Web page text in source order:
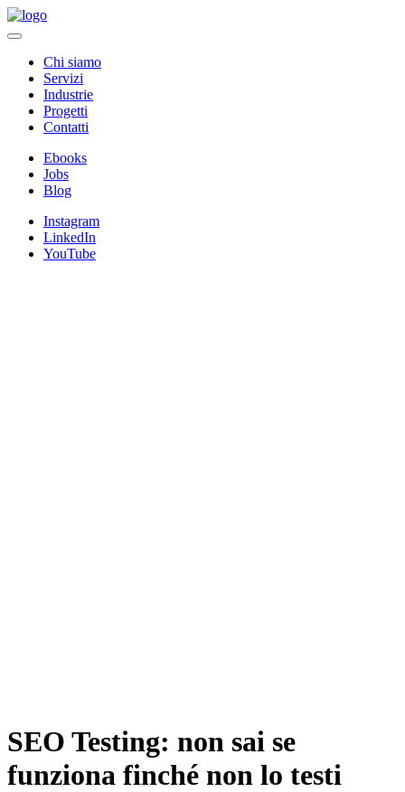
Chi siamo
Servizi
Industrie
Progetti
Contatti
Ebooks
Jobs
Blog
Instagram
LinkedIn
YouTube
SEO Testing: non sai se
funziona finché non lo testi